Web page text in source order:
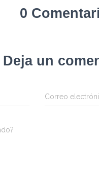
0
Deja un
Correo